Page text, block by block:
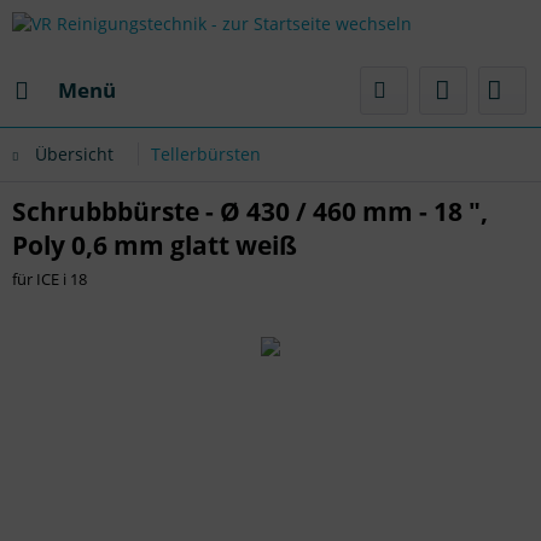
Menü
Übersicht Tellerbürsten
Schrubbbürste - Ø 430 / 460 mm - 18 ",
Poly 0,6 mm glatt weiß
für ICE i 18